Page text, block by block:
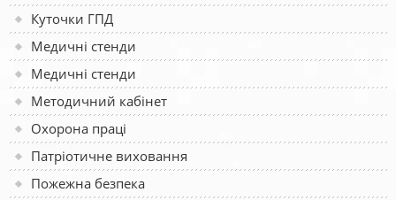
Куточки ГПД
Медичні стенди
Медичні стенди
Методичний кабінет
Охорона праці
Патріотичне виховання
Пожежна безпека